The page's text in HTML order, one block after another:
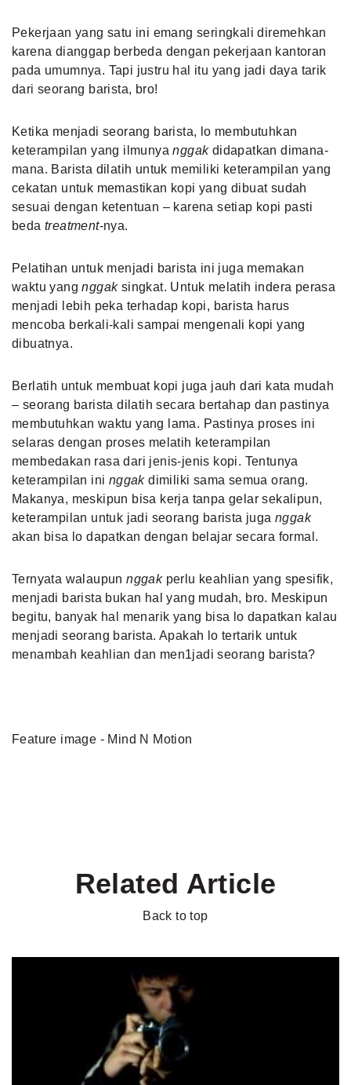
Pekerjaan yang satu ini emang seringkali diremehkan
karena dianggap berbeda dengan pekerjaan kantoran
pada umumnya. Tapi justru hal itu yang jadi daya tarik
dari seorang barista, bro!
Ketika menjadi seorang barista, lo membutuhkan
keterampilan yang ilmunyanggak didapatkan dimana-
mana. Barista dilatih untuk memiliki keterampilan yang
cekatan untuk memastikan kopi yang dibuat sudah
sesuai dengan ketentuan – karena setiap kopi pasti
beda treatment-nya.
Pelatihan untuk menjadi barista ini juga memakan
waktu yangnggak singkat. Untuk melatih indera perasa
menjadi lebih peka terhadap kopi, barista harus
mencoba berkali-kali sampai mengenali kopi yang
dibuatnya.
Berlatih untuk membuat kopi juga jauh dari kata mudah
– seorang barista dilatih secara bertahap dan pastinya
membutuhkan waktu yang lama. Pastinya proses ini
selaras dengan proses melatih keterampilan
membedakan rasa dari jenis-jenis kopi. Tentunya
keterampilan ini nggakdimiliki sama semua orang.
Makanya, meskipun bisa kerja tanpa gelar sekalipun,
keterampilan untuk jadi seorang barista juga nggak
akan bisa lo dapatkan dengan belajar secara formal.
Ternyata walaupunnggak perlu keahlian yang spesifik,
menjadi barista bukan hal yang mudah, bro. Meskipun
begitu, banyak hal menarik yang bisa lo dapatkan kalau
menjadi seorang barista. Apakah lo tertarik untuk
menambah keahlian dan men1jadi seorang barista?
Feature image - Mind N Motion
Related Article
Back to top